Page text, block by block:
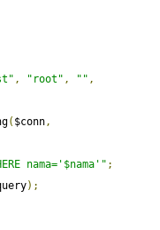
, "root" , "" ,
( $conn,
nama='$nama'" ;
);